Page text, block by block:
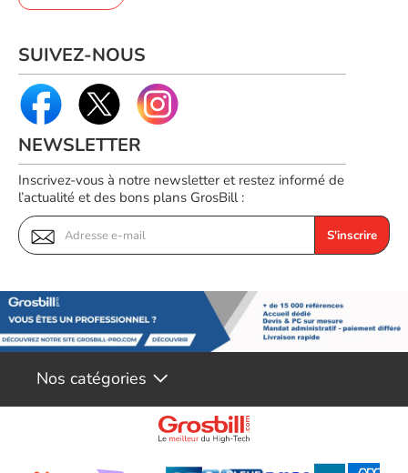
Design ergonomique pour une frappe confortable et naturelle
Touches résistantes et réactives adaptées à une utilisation
intensive
Design élégant et professionnel, idéal pour le bureau
SUIVEZ-NOUS
NEWSLETTER
Inscrivez-vous à notre newsletter et restez informé de
l’actualité et des bons plans GrosBill :
S'inscrire
Nos catégories